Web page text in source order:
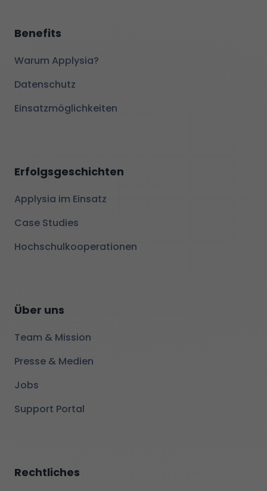
Benefits
Warum Applysia?
Datenschutz
Einsatzmöglichkeiten
Erfolgsgeschichten
Applysia im Einsatz
Case Studies
Hochschulkooperationen
Über uns
Team & Mission
Presse & Medien
Jobs
Support Portal
Rechtliches